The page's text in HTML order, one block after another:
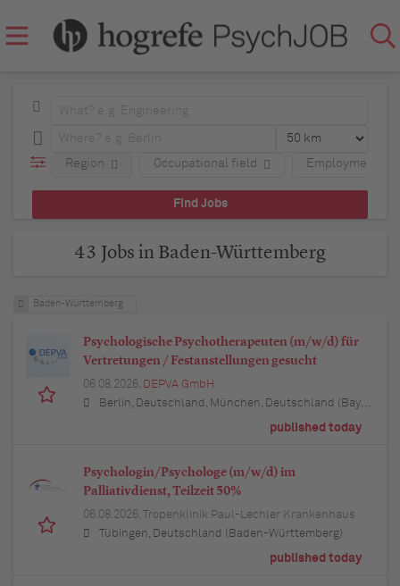
Occupational field Employment
Region
43 Jobs in Baden-Württemberg
Baden-Württemberg
Psychologische Psychotherapeuten (m/w/d) für
Vertretungen / Festanstellungen gesucht
06.08.2026, DEPVA GmbH
Berlin, Deutschland, München, Deutschland (Bayern), Hamburg, Deutschland, Düsseldorf, Deutschland (Nordrhein-Westfalen), Köln, Deutschland (Nordrhein-Westfalen), Essen, Deutschland (Nordrhein-Westfalen), Dortmund, Deutschland (Nordrhein-Westfalen), Stuttgart, Deutschland (Baden-Württemberg), Heilbronn, Deutschland (Baden-Württemberg), Hannover, Deutschland (Niedersachsen), Rostock, Deutschland (Mecklenburg-Vorpommern), Kiel, Deutschland (Schleswig-Holstein), Augsburg, Deutschland (Bayern), Nürnberg, Deutschland (Bayern), Frankfurt am Main, Deutschland (Hessen), Bremen, Deutschland, Schwerin, Deutschland (Mecklenburg-Vorpommern), Mainz, Deutschland (Rheinland-Pfalz), Saarbrücken, Deutschland (Saarland), Dresden, Deutschland (Sachsen), Magdeburg, Deutschland (Sachsen-Anhalt), Potsdam, Deutschland (Brandenburg), Erfurt, Deutschland (Thüringen), Würzburg, Deutschland (Bayern), Heilbronn, Deutschland (Baden-Württemberg), Leipzig, Deutschland (Sachsen)
published today
Psychologin/Psychologe (m/w/d) im
Palliativdienst, Teilzeit 50%
06.08.2026,
Tropenklinik Paul-Lechler Krankenhaus
Tübingen, Deutschland (Baden-Württemberg)
published today